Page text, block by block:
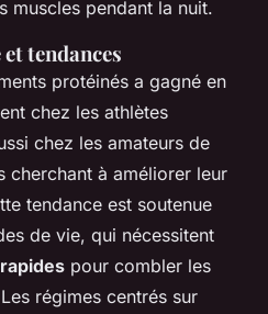
muscles pendant la nuit.
tendances
protéinés a gagné en
chez les athlètes
chez les amateurs de
cherchant à améliorer leur
tendance est soutenue
de vie, qui nécessitent
pour combler les
régimes centrés sur